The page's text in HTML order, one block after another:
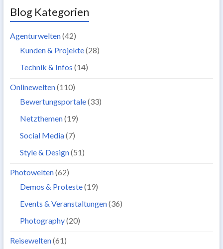
Blog Kategorien
Agenturwelten(42)
Kunden & Projekte(28)
Technik & Infos (14)
Onlinewelten(110)
Bewertungsportale(33)
Netzthemen(19)
Social Media(7)
Style & Design(51)
Photowelten(62)
Demos & Proteste(19)
Events & Veranstaltungen(36)
Photography(20)
Reisewelten(61)